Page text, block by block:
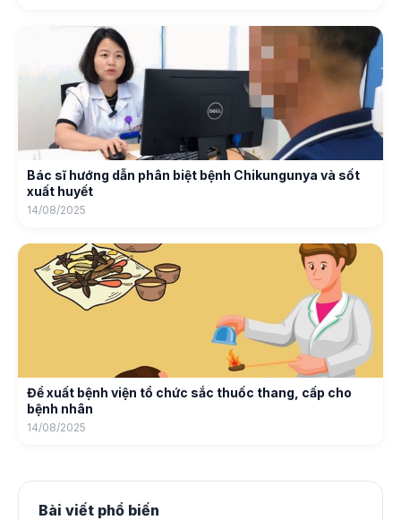
Bác sĩ hướng dẫn phân biệt bệnh Chikungunya và sốt
xuất huyết
14/08/2025
Đề xuất bệnh viện tổ chức sắc thuốc thang, cấp cho
bệnh nhân
14/08/2025
Bài viết phổ biến